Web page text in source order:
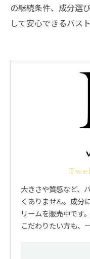
の継続条件、成分選
して安心できるバス
大きさや質感など、
くありません。成分
リームを販売中です
こだわりたい方も、